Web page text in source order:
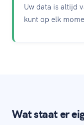
Uw data is altijd
kunt op elk
Wat staat er